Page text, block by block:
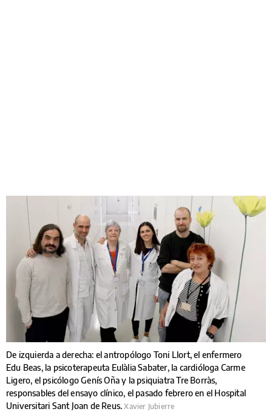
De izquierda a derecha: el antropólogo Toni Llort, el enfermero
Edu Beas, la psicoterapeuta Eulàlia Sabater, la cardióloga Carme
Ligero, el psicólogo Genís Oña y la psiquiatra Tre Borràs,
responsables del ensayo clínico, el pasado febrero en el Hospital
Universitari Sant Joan de Reus.Xavier Jubierre